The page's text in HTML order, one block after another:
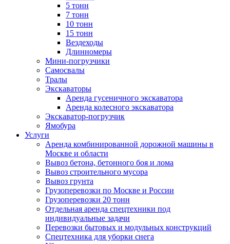
5 тонн
7 тонн
10 тонн
15 тонн
Вездеходы
Длинномеры
Мини-погрузчики
Самосвалы
Тралы
Экскаваторы
Аренда гусеничного экскаватора
Аренда колесного экскаватора
Экскаватор-погрузчик
Ямобура
Услуги
Аренда комбинированной дорожной машины в
Москве и области
Вывоз бетона, бетонного боя и лома
Вывоз строительного мусора
Вывоз грунта
Грузоперевозки по Москве и России
Грузоперевозки 20 тонн
Отдельная аренда спецтехники под
индивидуальные задачи
Перевозки бытовых и модульных конструкций
Спецтехника для уборки снега